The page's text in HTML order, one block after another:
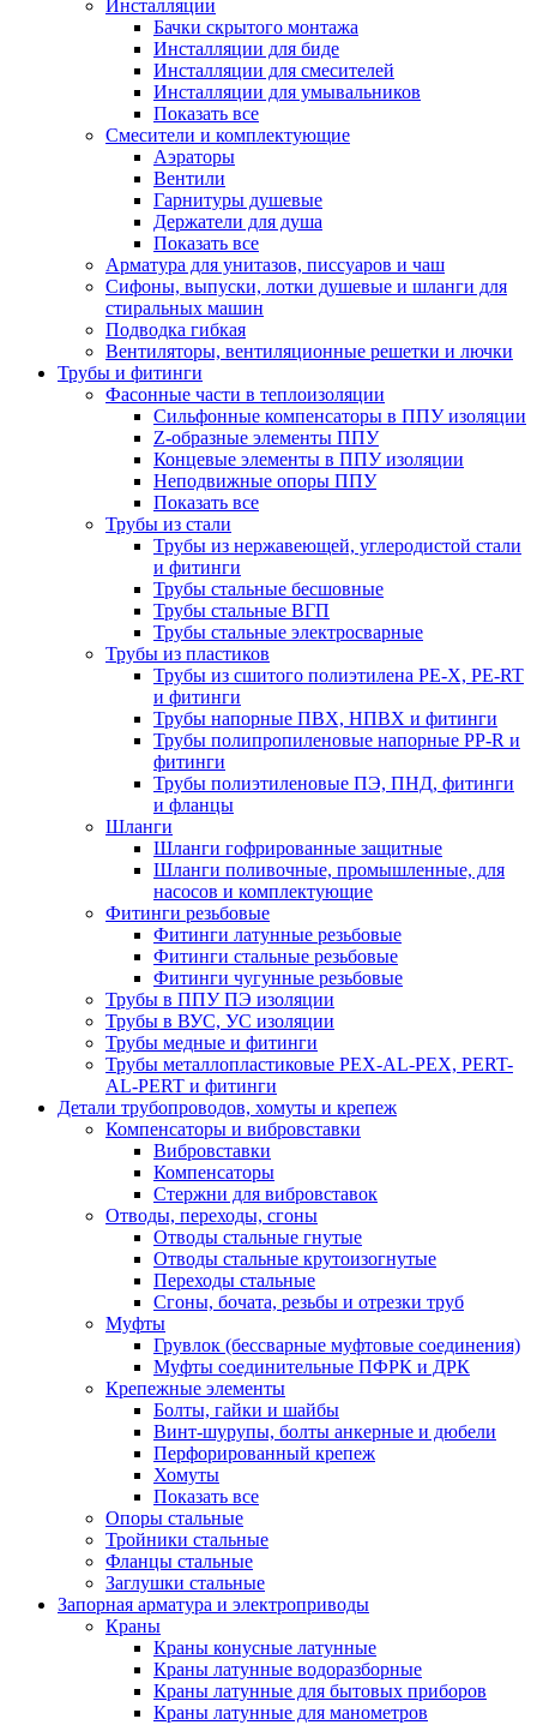
Инсталляции
Бачки скрытого монтажа
Инсталляции для биде
Инсталляции для смесителей
Инсталляции для умывальников
Показать все
Смесители и комплектующие
Аэраторы
Вентили
Гарнитуры душевые
Держатели для душа
Показать все
Арматура для унитазов, писсуаров и чаш
Сифоны, выпуски, лотки душевые и шланги для
стиральных машин
Подводка гибкая
Вентиляторы, вентиляционные решетки и лючки
Трубы и фитинги
Фасонные части в теплоизоляции
Cильфонные компенсаторы в ППУ изоляции
Z-образные элементы ППУ
Концевые элементы в ППУ изоляции
Неподвижные опоры ППУ
Показать все
Трубы из стали
Трубы из нержавеющей, углеродистой стали
и фитинги
Трубы стальные бесшовные
Трубы стальные ВГП
Трубы стальные электросварные
Трубы из пластиков
Трубы из сшитого полиэтилена PE-X, PE-RT
и фитинги
Трубы напорные ПВХ, НПВХ и фитинги
Трубы полипропиленовые напорные PP-R и
фитинги
Трубы полиэтиленовые ПЭ, ПНД, фитинги
и фланцы
Шланги
Шланги гофрированные защитные
Шланги поливочные, промышленные, для
насосов и комплектующие
Фитинги резьбовые
Фитинги латунные резьбовые
Фитинги стальные резьбовые
Фитинги чугунные резьбовые
Трубы в ППУ ПЭ изоляции
Трубы в ВУС, УС изоляции
Трубы медные и фитинги
Трубы металлопластиковые PEX-AL-PEX, PERT-
AL-PERT и фитинги
Детали трубопроводов, хомуты и крепеж
Компенсаторы и вибровставки
Вибровставки
Компенсаторы
Стержни для вибровставок
Отводы, переходы, сгоны
Отводы стальные гнутые
Отводы стальные крутоизогнутые
Переходы стальные
Сгоны, бочата, резьбы и отрезки труб
Муфты
Грувлок (бессварные муфтовые соединения)
Муфты соединительные ПФРК и ДРК
Крепежные элементы
Болты, гайки и шайбы
Винт-шурупы, болты анкерные и дюбели
Перфорированный крепеж
Хомуты
Показать все
Опоры стальные
Тройники стальные
Фланцы стальные
Заглушки стальные
Запорная арматура и электроприводы
Краны
Краны конусные латунные
Краны латунные водоразборные
Краны латунные для бытовых приборов
Краны латунные для манометров